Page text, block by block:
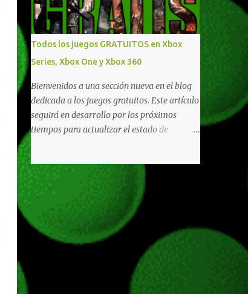
Xbox y PC, que van desde skins, desbloqueo
de personajes, paquetes de armas hasta
emotes, monedas virtuales y más para
diferentes títulos. Todas estas ventajas se
pueden reclamar desde la sección de Game
Pass o en tu aplicación de Xbox yendo
directamente a la pestaña de Game Pass.
Essential también ahora sumará el acceso a
la Nube de Xbox, el cual nos permitite jugar
juegos compatibles si es que los compramos
previamente (con más títulos en camino a
ser compatibles con la función Transmite tu
Propios Juegos). Pueden leer más...
Todos los juegos GRATUITOS en Xbox
Series, Xbox One y Xbox 360
Bienvenidos a una sección nueva en el blog
dedicada a los juegos gratuitos. Este artículo
seguirá en desarrollo por los próximos
tiempos para actualizar el estado de
de nuestros lectores. Primero que nada
hemos remarcado los juegos gratuitos que
están limitados o en otras regiones. Dichos
títulos ofrecen contenidos limitados o no se
encuentran en algunas regiones de América
Latina. Podremos ver una lista más
desarrollada, con vídeos o una descripción
de los juegos disponibles de forma gratuita